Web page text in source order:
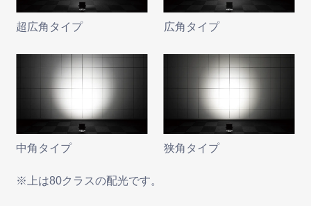
超広角タイプ 広角タイプ
中角タイプ 狭角タイプ
※上は80クラスの配光です。